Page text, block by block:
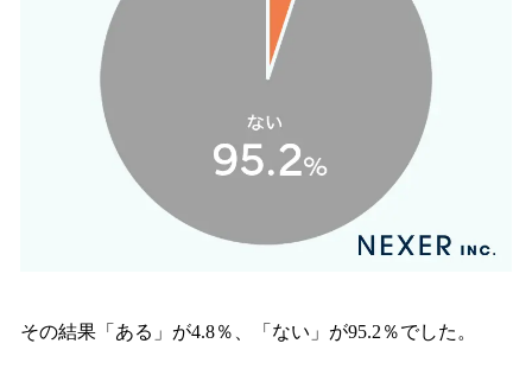
その結果「ある」が4.8％、「ない」が95.2％でした。